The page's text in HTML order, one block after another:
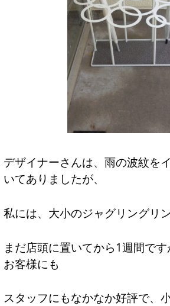
デザイナーさんは、雨の波紋を
いてありましたが、
私には、大小のジャグリングリ
まだ店頭に置いてから1週間で
お客様にも
スタッフにもなかなか好評で、